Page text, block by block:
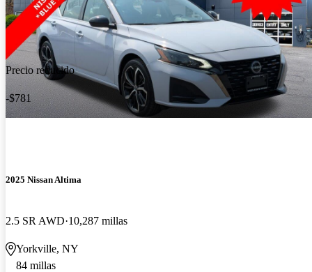
Precio reducido
-$781
2025 Nissan Altima
2.5 SR AWD 10,287 millas
Yorkville, NY
84 millas